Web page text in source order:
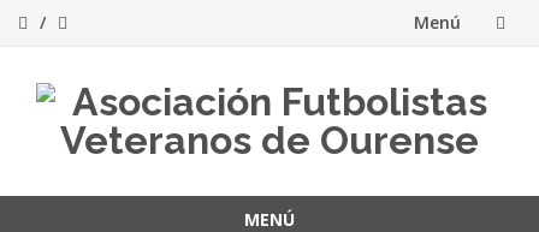
Menú
contenido
MENÚ